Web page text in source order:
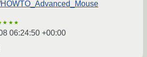
06:24:50 +00:00